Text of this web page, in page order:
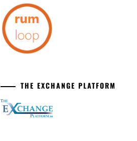
THE EXCHANGE PLATFORM